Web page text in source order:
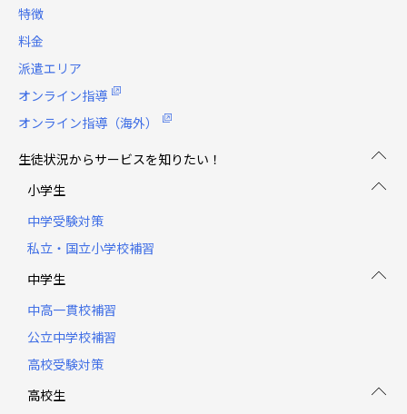
特徴
料金
派遣エリア
オンライン指導
オンライン指導（海外）
生徒状況からサービスを知りたい！
小学生
中学受験対策
私立・国立小学校補習
中学生
中高一貫校補習
公立中学校補習
高校受験対策
高校生